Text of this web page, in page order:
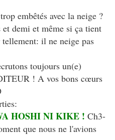
embêtés avec la neige ?
demi et même si ça tient
il ne neige pas
toujours un(e)
! A vos bons cœurs
HOSHI NI KIKE ! Ch3-
que nous ne l'avions